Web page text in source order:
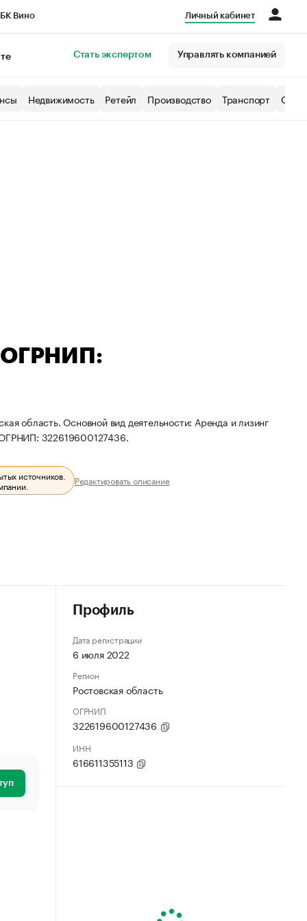
Вино Личный кабинет
Стать экспертом Управлять компанией
Недвижимость Ретейл Производство Транспорт
ОГРНИП:
область. Основной вид деятельности: Аренда и лизинг
322619600127436.
источников.
Редактировать описание
Профиль
Дата регистрации
6 июля 2022
Регион
Ростовская область
ОГРНИП
322619600127436
ИНН
616611355113